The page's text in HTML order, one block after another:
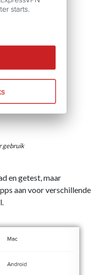
gebruik
en getest, maar
aan voor verschillende